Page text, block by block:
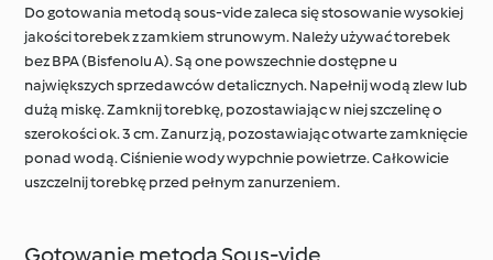
Do gotowania metodą sous-vide zaleca się stosowanie wysokiej
jakości torebek z zamkiem strunowym. Należy używać torebek
bez BPA (Bisfenolu A). Są one powszechnie dostępne u
największych sprzedawców detalicznych. Napełnij wodą zlew lub
dużą miskę. Zamknij torebkę, pozostawiając w niej szczelinę o
szerokości ok. 3 cm. Zanurz ją, pozostawiając otwarte zamknięcie
ponad wodą. Ciśnienie wody wypchnie powietrze. Całkowicie
uszczelnij torebkę przed pełnym zanurzeniem.